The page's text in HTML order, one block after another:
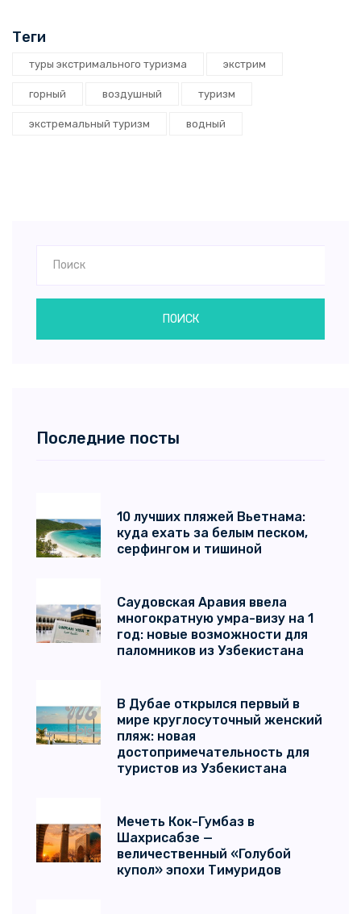
Теги
туры экстримального туризма экстрим
горный воздушный туризм
экстремальный туризм водный
ПОИСК
Последние посты
10 лучших пляжей Вьетнама:
куда ехать за белым песком,
серфингом и тишиной
Саудовская Аравия ввела
многократную умра-визу на 1
год: новые возможности для
паломников из Узбекистана
В Дубае открылся первый в
мире круглосуточный женский
пляж: новая
достопримечательность для
туристов из Узбекистана
Мечеть Кок-Гумбаз в
Шахрисабзе —
величественный «Голубой
купол» эпохи Тимуридов